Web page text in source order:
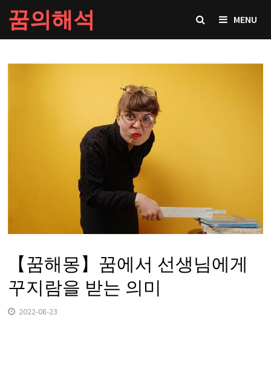
Skip
to
content
꿈의해석 MENU
【꿈해몽】꿈에서 선생님에게
꾸지람을 받는 의미
2022-08-23